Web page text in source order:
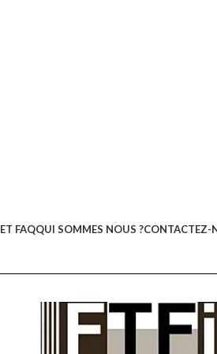
FAQQUI SOMMES NOUS ?CONTACTEZ-